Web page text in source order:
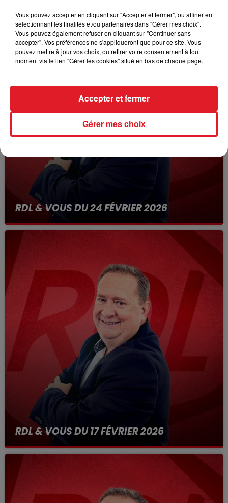
RDL & VOUS DU 24 FÉVRIER 2026
RDL & VOUS DU 17 FÉVRIER 2026
Vous pouvez accepter en cliquant sur "Accepter et fermer", ou affiner en
sélectionnant les finalités et/ou partenaires dans "Gérer mes choix".
Vous pouvez également refuser en cliquant sur "Continuer sans
accepter". Vos préférences ne s'appliqueront que pour ce site. Vous
pouvez mettre à jour vos choix, ou retirer votre consentement à tout
moment via le lien "Gérer les cookies" situé en bas de chaque page.
Gérer mes choix
Accepter et fermer